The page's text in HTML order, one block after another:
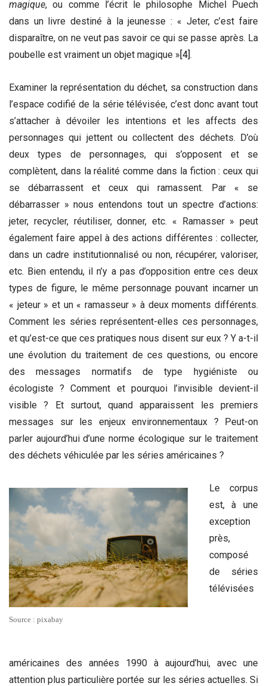
magique, ou comme l’écrit le philosophe Michel Puech
dans un livre destiné à la jeunesse : « Jeter, c’est faire
disparaître, on ne veut pas savoir ce qui se passe après. La
poubelle est vraiment un objet magique »[4].
Examiner la représentation du déchet, sa construction dans
l’espace codifié de la série télévisée, c’est donc avant tout
s’attacher à dévoiler les intentions et les affects des
personnages qui jettent ou collectent des déchets. D’où
deux types de personnages, qui s’opposent et se
complètent, dans la réalité comme dans la fiction : ceux qui
se débarrassent et ceux qui ramassent. Par « se
débarrasser » nous entendons tout un spectre d’actions:
jeter, recycler, réutiliser, donner, etc. « Ramasser » peut
également faire appel à des actions différentes : collecter,
dans un cadre institutionnalisé ou non, récupérer, valoriser,
etc. Bien entendu, il n’y a pas d’opposition entre ces deux
types de figure, le même personnage pouvant incarner un
« jeteur » et un « ramasseur » à deux moments différents.
Comment les séries représentent-elles ces personnages,
et qu’est-ce que ces pratiques nous disent sur eux ? Y a-t-il
une évolution du traitement de ces questions, ou encore
des messages normatifs de type hygiéniste ou
écologiste ? Comment et pourquoi l’invisible devient-il
visible ? Et surtout, quand apparaissent les premiers
messages sur les enjeux environnementaux ? Peut-on
parler aujourd’hui d’une norme écologique sur le traitement
des déchets véhiculée par les séries américaines ?
Source : pixabay
Le corpus
est, à une
exception
près,
composé
de séries
télévisées
américaines des années 1990 à aujourd’hui, avec une
attention plus particulière portée sur les séries actuelles. Si